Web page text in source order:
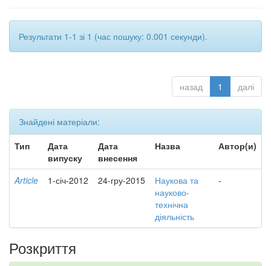
Результати 1-1 зі 1 (час пошуку: 0.001 секунди).
назад 1 далі
Знайдені матеріали:
Тип
Дата
випуску
Дата
внесення
Назва Автор(и)
Article 1-січ-2012 24-гру-2015
Наукова та
науково-
технічна
діяльність
-
Розкриття